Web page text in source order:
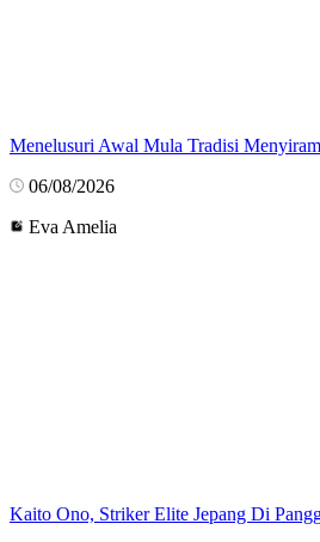
Menelusuri Awal Mula Tradisi
06/08/2026
Eva Amelia
Kaito Ono, Striker Elite Jepang Di